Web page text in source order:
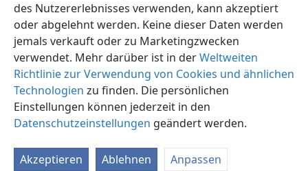
des Nutzererlebnisses verwenden, kann akzeptiert
oder abgelehnt werden. Keine dieser Daten werden
jemals verkauft oder zu Marketingzwecken
verwendet. Mehr darüber ist in derWeltweiten
Richtlinie zur Verwendung von Cookies und ähnlichen
Technologien zu finden. Die persönlichen
Einstellungen können jederzeit in den
Datenschutzeinstellungen geändert werden.
Akzeptieren Ablehnen Anpassen
Deutsch Teilen Einstellungen
Copyright© 2026 Watch Tower Bible and Tract Society of Pennsylvania
Nutzungsbedingungen
Datenschutzerklärung
Datenschutzeinstellungen
JW.ORG Anmelden